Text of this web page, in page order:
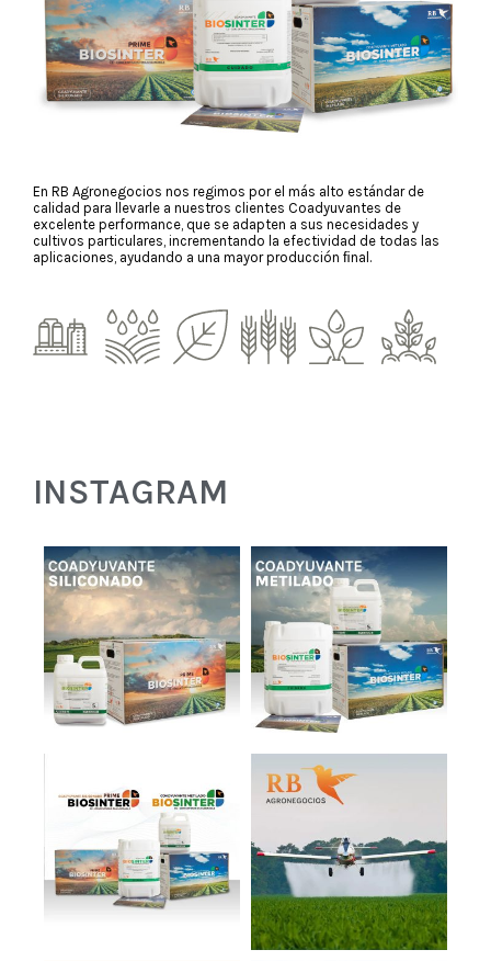
En RB Agronegocios nos regimos por el más alto estándar de
calidad para llevarle a nuestros clientes Coadyuvantes de
excelente performance, que se adapten a sus necesidades y
cultivos particulares, incrementando la efectividad de todas las
aplicaciones, ayudando a una mayor producción ﬁnal.
INSTAGRAM